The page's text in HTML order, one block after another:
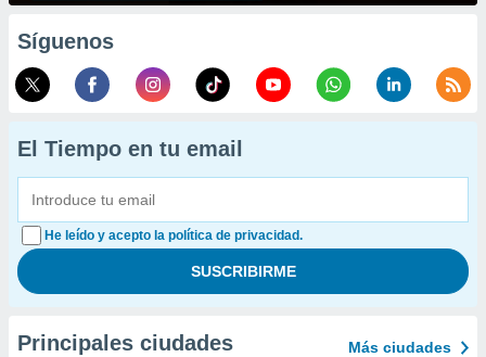
Síguenos
El Tiempo en tu email
He leído y acepto la política de privacidad.
Principales ciudades Más ciudades